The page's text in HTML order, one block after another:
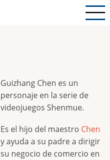
Guizhang Chen es un
personaje en la serie de
videojuegos Shenmue.
Es el hijo del maestro Chen
y ayuda a su padre a dirigir
su negocio de comercio en